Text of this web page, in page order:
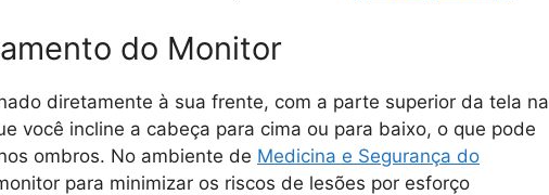
do Monitor
diretamente à sua frente, com a parte superior da tela na
você incline a cabeça para cima ou para baixo, o que pode
ombros. No ambiente de Medicina e Segurança do
para minimizar os riscos de lesões por esforço